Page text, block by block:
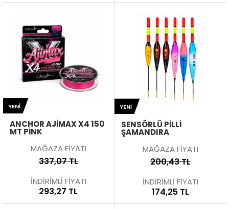
ANCHOR AJIMAX X4 150
MT PINK
MAĞAZA FİYATI
337,07 TL
İNDİRİMLİ FİYATI
293,27 TL
YENI
SENSÖRLÜ PILLI
ŞAMANDIRA
MAĞAZA FİYATI
200,43 TL
İNDİRİMLİ FİYATI
174,25 TL
YENI